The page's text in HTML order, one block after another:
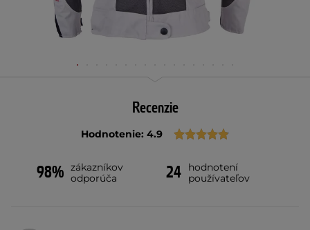
Recenzie
Hodnotenie: 4.9
98% zákazníkov
odporúča
24
hodnotení
používateľov